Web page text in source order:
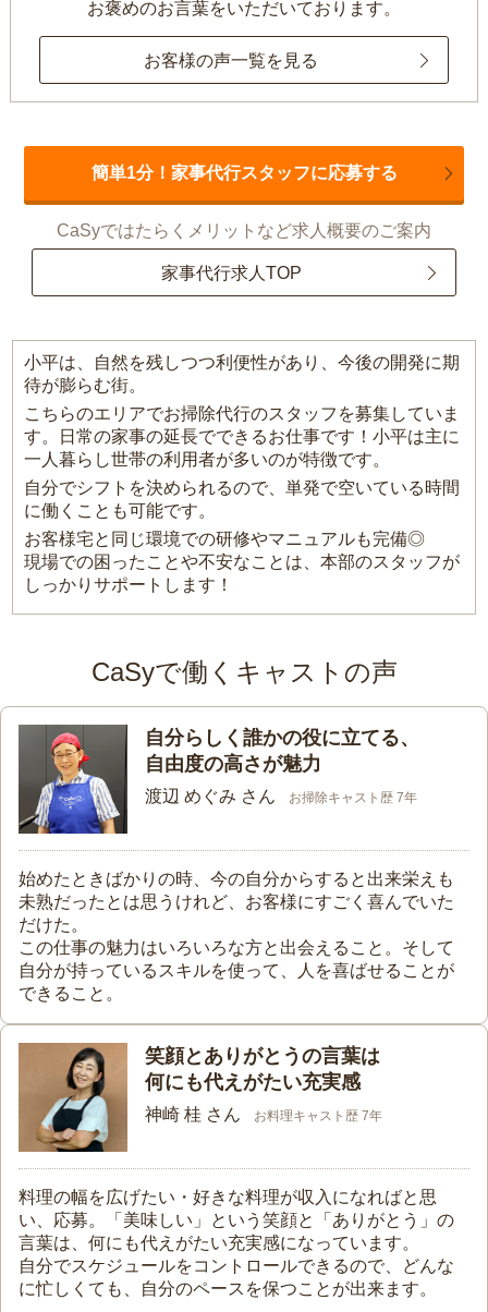
お褒めのお言葉をいただいております。
お客様の声一覧を見る
簡単1分！家事代行スタッフに応募する
CaSyではたらくメリットなど求人概要のご案内
家事代行求人TOP
小平は、自然を残しつつ利便性があり、今後の開発に期
待が膨らむ街。
こちらのエリアでお掃除代行のスタッフを募集していま
す。日常の家事の延長でできるお仕事です！小平は主に
一人暮らし世帯の利用者が多いのが特徴です。
自分でシフトを決められるので、単発で空いている時間
に働くことも可能です。
お客様宅と同じ環境での研修やマニュアルも完備◎
現場での困ったことや不安なことは、本部のスタッフが
しっかりサポートします！
CaSyで働くキャストの声
自分らしく誰かの役に立てる、
自由度の高さが魅力
渡辺 めぐみ さん お掃除キャスト歴 7年
始めたときばかりの時、今の自分からすると出来栄えも
未熟だったとは思うけれど、お客様にすごく喜んでいた
だけた。
この仕事の魅力はいろいろな方と出会えること。そして
自分が持っているスキルを使って、人を喜ばせることが
できること。
笑顔とありがとうの言葉は
何にも代えがたい充実感
神崎 桂 さん お料理キャスト歴 7年
料理の幅を広げたい・好きな料理が収入になればと思
い、応募。「美味しい」という笑顔と「ありがとう」の
言葉は、何にも代えがたい充実感になっています。
自分でスケジュールをコントロールできるので、どんな
に忙しくても、自分のペースを保つことが出来ます。